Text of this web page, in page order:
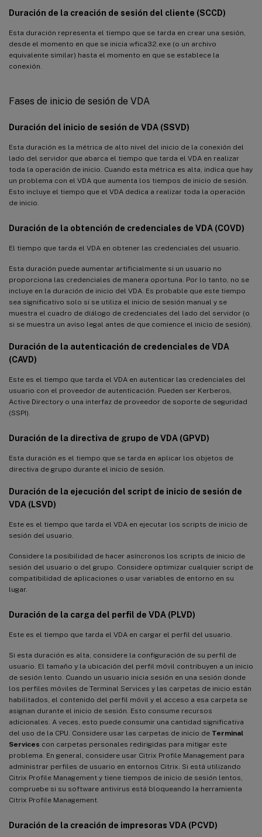
Duración de la creación de sesión del cliente (SCCD)
Esta duración representa el tiempo que se tarda en crear una sesión,
desde el momento en que se inicia wfica32.exe (o un archivo
equivalente similar) hasta el momento en que se establece la
conexión.
Fases de inicio de sesión de VDA
Duración del inicio de sesión de VDA (SSVD)
Esta duración es la métrica de alto nivel del inicio de la conexión del
lado del servidor que abarca el tiempo que tarda el VDA en realizar
toda la operación de inicio. Cuando esta métrica es alta, indica que hay
un problema con el VDA que aumenta los tiempos de inicio de sesión.
Esto incluye el tiempo que el VDA dedica a realizar toda la operación
de inicio.
Duración de la obtención de credenciales de VDA (COVD)
El tiempo que tarda el VDA en obtener las credenciales del usuario.
Esta duración puede aumentar artificialmente si un usuario no
proporciona las credenciales de manera oportuna. Por lo tanto, no se
incluye en la duración de inicio del VDA. Es probable que este tiempo
sea significativo solo si se utiliza el inicio de sesión manual y se
muestra el cuadro de diálogo de credenciales del lado del servidor (o
si se muestra un aviso legal antes de que comience el inicio de sesión).
Duración de la autenticación de credenciales de VDA
(CAVD)
Este es el tiempo que tarda el VDA en autenticar las credenciales del
usuario con el proveedor de autenticación. Pueden ser Kerberos,
Active Directory o una interfaz de proveedor de soporte de seguridad
(SSPI).
Duración de la directiva de grupo de VDA (GPVD)
Esta duración es el tiempo que se tarda en aplicar los objetos de
directiva de grupo durante el inicio de sesión.
Duración de la ejecución del script de inicio de sesión de
VDA (LSVD)
Este es el tiempo que tarda el VDA en ejecutar los scripts de inicio de
sesión del usuario.
Considere la posibilidad de hacer asíncronos los scripts de inicio de
sesión del usuario o del grupo. Considere optimizar cualquier script de
compatibilidad de aplicaciones o usar variables de entorno en su
lugar.
Duración de la carga del perfil de VDA (PLVD)
Este es el tiempo que tarda el VDA en cargar el perfil del usuario.
Si esta duración es alta, considere la configuración de su perfil de
usuario. El tamaño y la ubicación del perfil móvil contribuyen a un inicio
de sesión lento. Cuando un usuario inicia sesión en una sesión donde
los perfiles móviles de Terminal Services y las carpetas de inicio están
habilitados, el contenido del perfil móvil y el acceso a esa carpeta se
asignan durante el inicio de sesión. Esto consume recursos
adicionales. A veces, esto puede consumir una cantidad significativa
del uso de la CPU. Considere usar las carpetas de inicio de Terminal
Services con carpetas personales redirigidas para mitigar este
problema. En general, considere usar Citrix Profile Management para
administrar perfiles de usuario en entornos Citrix. Si está utilizando
Citrix Profile Management y tiene tiempos de inicio de sesión lentos,
compruebe si su software antivirus está bloqueando la herramienta
Citrix Profile Management.
Duración de la creación de impresoras VDA (PCVD)